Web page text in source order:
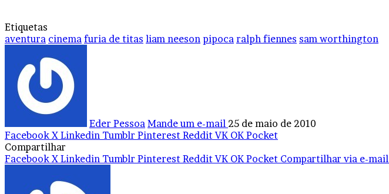
Etiquetas
aventura cinema furia de titas liam neeson pipoca ralph fiennes sam worthington
Eder Pessoa Mande um e-mail 25 de maio de 2010
Facebook X Linkedin Tumblr Pinterest Reddit VK OK Pocket
Compartilhar
Facebook X Linkedin Tumblr Pinterest Reddit VK OK Pocket Compartilhar via e-mail